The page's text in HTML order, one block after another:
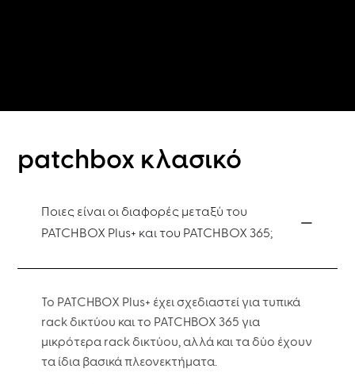
patchbox κλασικό
Ποιες είναι οι διαφορές μεταξύ του
PATCHBOX Plus+ και του PATCHBOX 365;
Το PATCHBOX Plus+ έχει σχεδιαστεί για τυπικά
rack δικτύου και το PATCHBOX 365 για
μικρότερα rack δικτύου, αλλά και τα δύο έχουν
τα ίδια βασικά πλεονεκτήματα.